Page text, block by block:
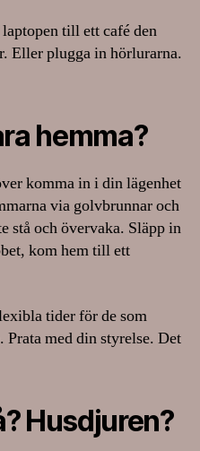
till ett café den
Eller plugga in hörlurarna.
hemma?
komma in i din lägenhet
via golvbrunnar och
stå och övervaka. Släpp in
kom hem till ett
tider för de som
Prata med din styrelse. Det
Husdjuren?